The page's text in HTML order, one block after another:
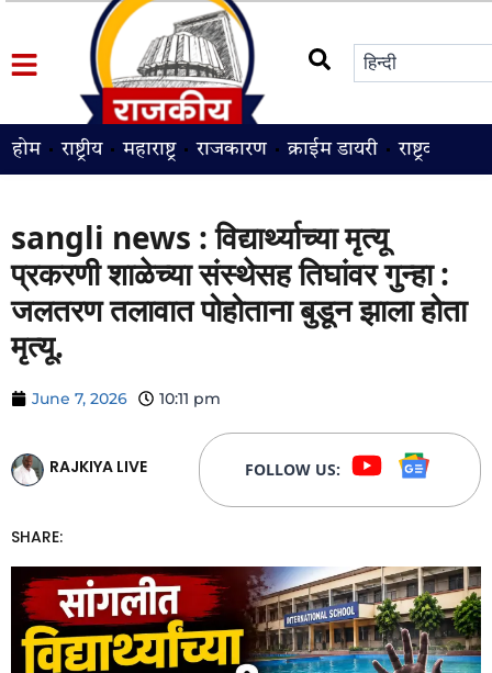
होम राष्ट्रीय महाराष्ट्र राजकारण क्राईम डायरी राष्ट्रवादी
sangli news : विद्यार्थ्याच्या मृत्यू
प्रकरणी शाळेच्या संस्थेसह तिघांवर गुन्हा :
जलतरण तलावात पोहोताना बुडून झाला होता
मृत्यू.
June 7, 2026 10:11 pm
RAJKIYA LIVE FOLLOW US:
SHARE: